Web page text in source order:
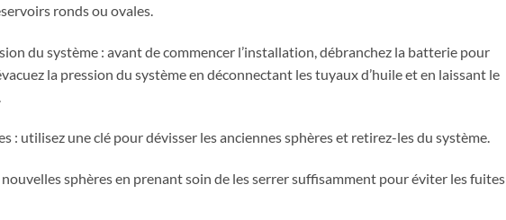
ronds ou ovales.
du système : avant de commencer l’installation, débranchez la batterie pour
la pression du système en déconnectant les tuyaux d’huile et en laissant le
: utilisez une clé pour dévisser les anciennes sphères et retirez-les du système.
sphères en prenant soin de les serrer suffisamment pour éviter les fuites